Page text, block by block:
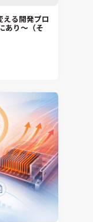
る開発プロ
あり～（そ